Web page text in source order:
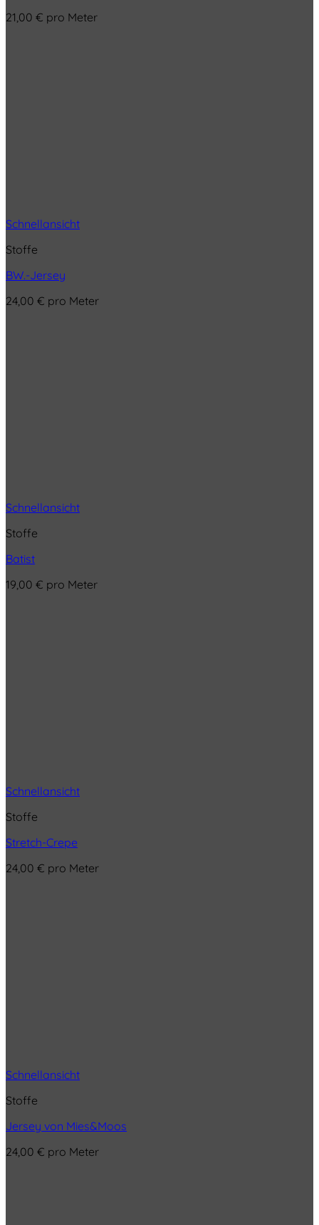
21,00 € pro Meter
Schnellansicht
Stoffe
BW.-Jersey
24,00 € pro Meter
Schnellansicht
Stoffe
Batist
19,00 € pro Meter
Schnellansicht
Stoffe
Stretch-Crepe
24,00 € pro Meter
Schnellansicht
Stoffe
Jersey von Mies&Moos
24,00 € pro Meter